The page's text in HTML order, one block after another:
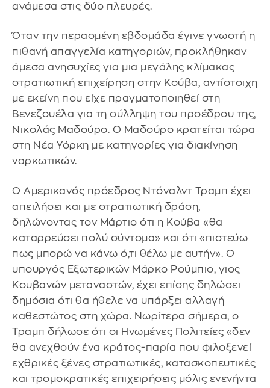
ανάμεσα στις δύο πλευρές.
Όταν την περασμένη εβδομάδα έγινε γνωστή η
πιθανή απαγγελία κατηγοριών, προκλήθηκαν
άμεσα ανησυχίες για μια μεγάλης κλίμακας
στρατιωτική επιχείρηση στην Κούβα, αντίστοιχη
με εκείνη που είχε πραγματοποιηθεί στη
Βενεζουέλα για τη σύλληψη του προέδρου της,
Νικολάς Μαδούρο. Ο Μαδούρο κρατείται τώρα
στη Νέα Υόρκη με κατηγορίες για διακίνηση
ναρκωτικών.
Ο Αμερικανός πρόεδρος Ντόναλντ Τραμπ έχει
απειλήσει και με στρατιωτική δράση,
δηλώνοντας τον Μάρτιο ότι η Κούβα «θα
καταρρεύσει πολύ σύντομα» και ότι «πιστεύω
πως μπορώ να κάνω ό,τι θέλω με αυτήν». Ο
υπουργός Εξωτερικών Μάρκο Ρούμπιο, γιος
Κουβανών μεταναστών, έχει επίσης δηλώσει
δημόσια ότι θα ήθελε να υπάρξει αλλαγή
καθεστώτος στη χώρα. Νωρίτερα σήμερα, ο
Τραμπ δήλωσε ότι οι Ηνωμένες Πολιτείες «δεν
θα ανεχθούν ένα κράτος-παρία που φιλοξενεί
εχθρικές ξένες στρατιωτικές, κατασκοπευτικές
και τρομοκρατικές επιχειρήσεις μόλις ενενήντα